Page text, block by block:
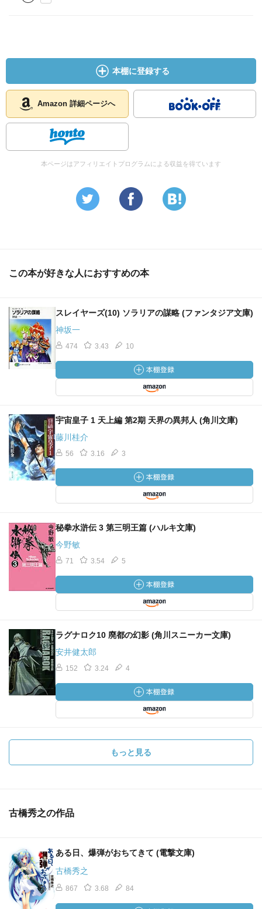
本棚に登録する
Amazon 詳細ページへ
本ページはアフィリエイトプログラムによる収益を得ています
この本が好きな人におすすめの本
スレイヤーズ(10) ソラリアの謀略 (ファンタジア文庫)
神坂一
474 3.43 10
宇宙皇子 1 天上編 第2期 天界の異邦人 (角川文庫)
藤川桂介
56 3.16 3
秘拳水滸伝 3 第三明王篇 (ハルキ文庫)
今野敏
71 3.54 5
ラグナロク10 廃都の幻影 (角川スニーカー文庫)
安井健太郎
152 3.24 4
もっと見る
古橋秀之の作品
ある日、爆弾がおちてきて (電撃文庫)
古橋秀之
867 3.68 84